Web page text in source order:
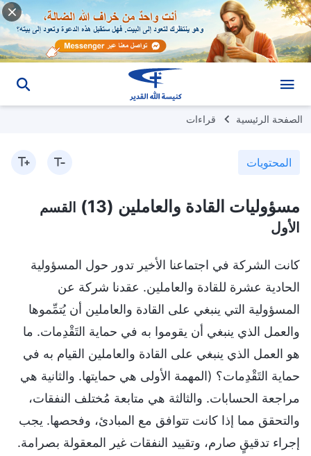
الصفحة الرئيسية قراءات
المحتويات
مسؤوليات القادة والعاملين (13)
القسم
الأول
كانت الشركة في اجتماعنا الأخير تدور حول المسؤولية
الحادية عشرة للقادة والعاملين. عقدنا شركة عن
المسؤولية التي ينبغي على القادة والعاملين أن يُتمِّموها
والعمل الذي ينبغي أن يقوموا به في حماية التَقْدِمات. ما
هو العمل الذي ينبغي على القادة والعاملين القيام به في
حماية التَقْدِمات؟ (المهمة الأولى هي حمايتها. والثانية هي
مراجعة الحسابات. والثالثة هي متابعة مُختلف النفقات،
والتحقق مما إذا كانت تتوافق مع المبادئ، وفحصها. يجب
إجراء تدقيقٍ صارم، وتقييد النفقات غير المعقولة بصرامة.